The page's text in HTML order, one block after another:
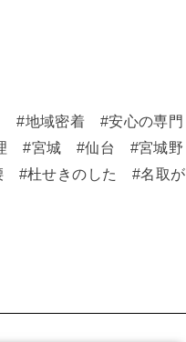
地域密着 #安心の専門
#宮城 #仙台 #宮城野
杜せきのした #名取が